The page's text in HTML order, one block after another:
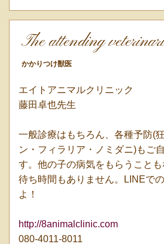
The attending
かかりつけ獣医
エイトアニマルクリニック
藤田卓也先生
一般診療はもちろん、各種予防(
ン・フィラリア・ノミダニ)もご
す。他の子の病気をもらうこと
待ち時間もありません。LINEで
よ！
http://8animalclinic.com
080-4011-8011